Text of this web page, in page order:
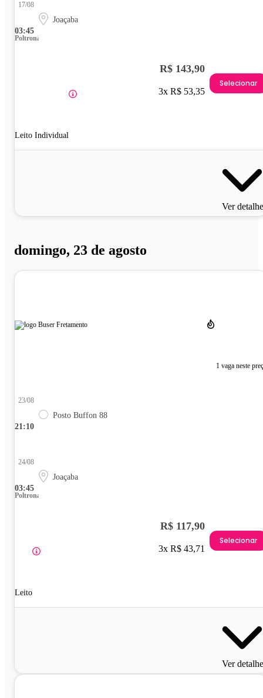
03:45
17/08
Joaçaba
Poltrona
Leito Individual
R$ 143,90
3x R$ 53,35
Selecionar
Ver
domingo, 23 de agosto
1 vaga neste
21:10
23/08
Posto Buffon 88
03:45
24/08
Joaçaba
Poltrona
Leito
R$ 117,90
3x R$ 43,71
Selecionar
Ver